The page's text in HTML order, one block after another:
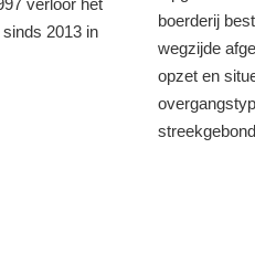
verloor het
sinds 2013 in
boerderij
wegzijde
opzeten